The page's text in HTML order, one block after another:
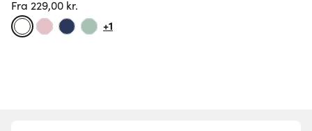
Fra 229,00 kr.
+1